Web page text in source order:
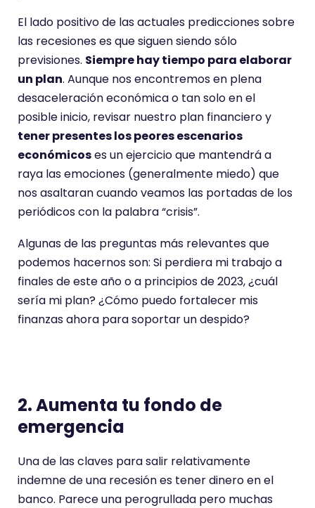
El lado positivo de las actuales predicciones sobre
las recesiones es que siguen siendo sólo
previsiones. Siempre hay tiempo para elaborar
un plan. Aunque nos encontremos en plena
desaceleración económica o tan solo en el
posible inicio, revisar nuestro plan financiero y
tener presentes los peores escenarios
económicoses un ejercicio que mantendrá a
raya las emociones (generalmente miedo) que
nos asaltaran cuando veamos las portadas de los
periódicos con la palabra “crisis”.
Algunas de las preguntas más relevantes que
podemos hacernos son: Si perdiera mi trabajo a
finales de este año o a principios de 2023, ¿cuál
sería mi plan? ¿Cómo puedo fortalecer mis
finanzas ahora para soportar un despido?
2. Aumenta tu fondo de
emergencia
Una de las claves para salir relativamente
indemne de una recesión es tener dinero en el
banco. Parece una perogrullada pero muchas